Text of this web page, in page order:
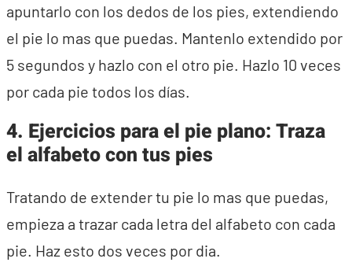
apuntarlo con los dedos de los pies, extendiendo
el pie lo mas que puedas. Mantenlo extendido por
5 segundos y hazlo con el otro pie. Hazlo 10 veces
por cada pie todos los días.
4. Ejercicios para el pie plano:Traza
el alfabeto con tus pies
Tratando de extender tu pie lo mas que puedas,
empieza a trazar cada letra del alfabeto con cada
pie. Haz esto dos veces por dia.